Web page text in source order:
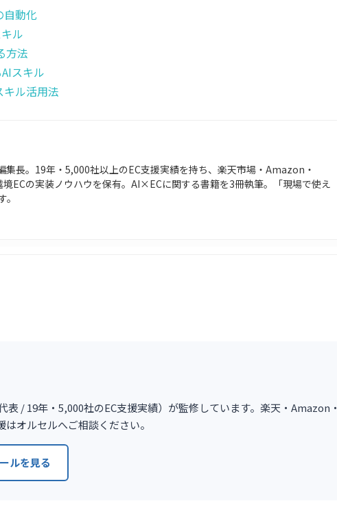
自動化
ル
方法
スキル
ル活用法
長。19年・5,000社以上のEC支援実績を持ち、楽天市場・Amazon・
ECの実装ノウハウを保有。AI×ECに関する書籍を3冊執筆。「現場で使え
表 / 19年・5,000社のEC支援実績）が監修しています。楽天・Amazon・
オルセルへご相談ください。
ルを見る